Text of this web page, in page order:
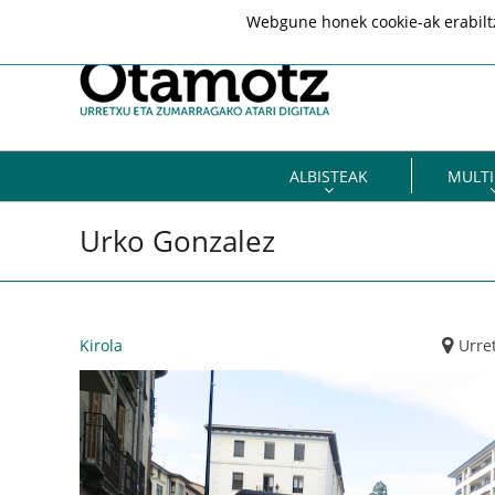
ALBISTEAK
Urko Gonzalez
Kirola
Webgune honek cookie-ak